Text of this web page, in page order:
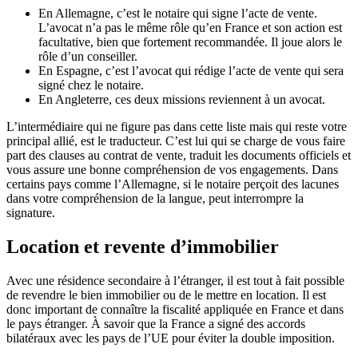
En Allemagne, c’est le notaire qui signe l’acte de vente.
L’avocat n’a pas le même rôle qu’en France et son action est
facultative, bien que fortement recommandée. Il joue alors le
rôle d’un conseiller.
En Espagne, c’est l’avocat qui rédige l’acte de vente qui sera
signé chez le notaire.
En Angleterre, ces deux missions reviennent à un avocat.
L’intermédiaire qui ne figure pas dans cette liste mais qui reste votre
principal allié, est le traducteur. C’est lui qui se charge de vous faire
part des clauses au contrat de vente, traduit les documents officiels et
vous assure une bonne compréhension de vos engagements. Dans
certains pays comme l’Allemagne, si le notaire perçoit des lacunes
dans votre compréhension de la langue, peut interrompre la
signature.
Location et revente d’immobilier
Avec une résidence secondaire à l’étranger, il est tout à fait possible
de revendre le bien immobilier ou de le mettre en location. Il est
donc important de connaître la fiscalité appliquée en France et dans
le pays étranger. À savoir que la France a signé des accords
bilatéraux avec les pays de l’UE pour éviter la double imposition.